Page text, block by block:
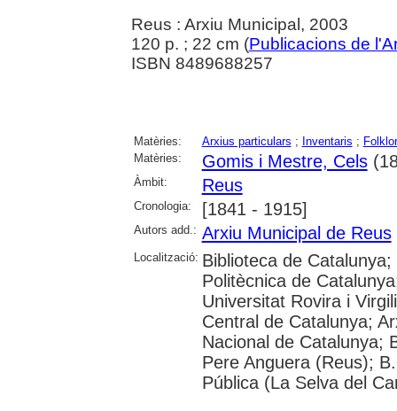
Reus : Arxiu Municipal, 2003
120 p. ; 22 cm (Publicacions de
ISBN 8489688257
Matèries: Arxius particulars ; Inventaris ;
Matèries:
Gomis i Mestre, Cels
Àmbit: Reus
Cronologia: [1841 - 1915]
Autors add.: Arxiu Municipal de Reus
Localització: Biblioteca de
Politècnica de
Universitat Rovira i
Central de Catalunya;
Nacional de Catalunya;
Pere Anguera (Reus);
Pública (La Selva del